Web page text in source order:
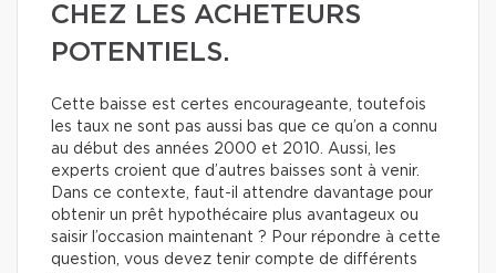
CHEZ LES ACHETEURS
POTENTIELS.
Cette baisse est certes encourageante, toutefois
les taux ne sont pas aussi bas que ce qu’on a connu
au début des années 2000 et 2010. Aussi, les
experts croient que d’autres baisses sont à venir.
Dans ce contexte, faut-il attendre davantage pour
obtenir un prêt hypothécaire plus avantageux ou
saisir l’occasion maintenant ? Pour répondre à cette
question, vous devez tenir compte de différents